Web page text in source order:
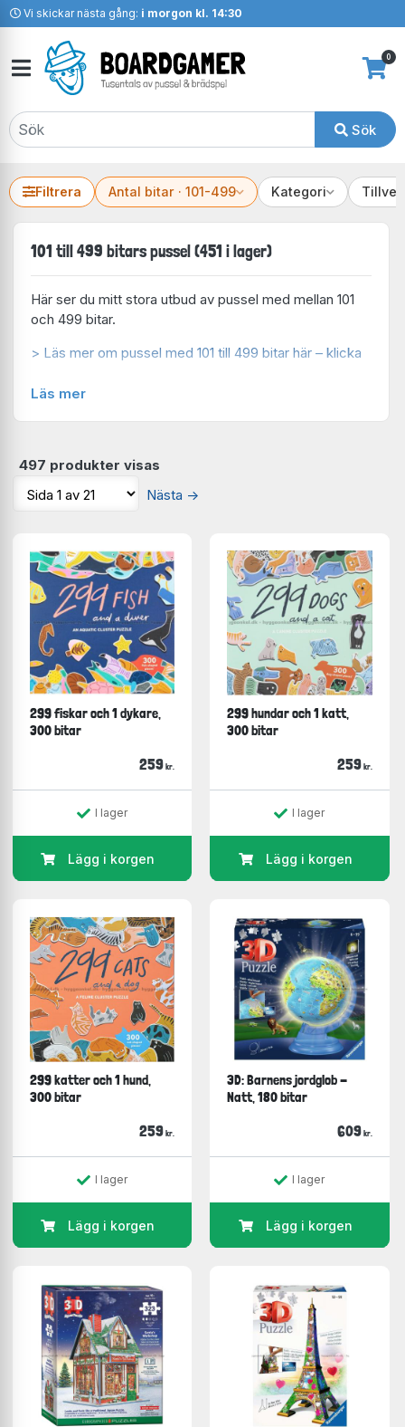
Vi skickar nästa gång: i morgon kl. 14:30
Sök
0
Filtrera Antal bitar · 101-499 Kategori
101 till 499 bitars pussel (451 i lager)
Här ser du mitt stora utbud av pussel med mellan 101
och 499 bitar.
> Läs mer om pussel med 101 till 499 bitar här – klicka
Läs mer
497 produkter visas
Nästa →
299 fiskar och 1 dykare,
300 bitar
259 kr.
I lager
Lägg i korgen
299 hundar och 1 katt,
300 bitar
259 kr.
I lager
Lägg i korgen
299 katter och 1 hund,
300 bitar
259 kr.
I lager
Lägg i korgen
3D: Barnens jordglob -
Natt, 180 bitar
609 kr.
I lager
Lägg i korgen